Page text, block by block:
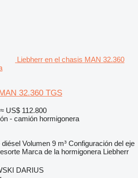
Liebherr en el chasis MAN 32.360
32.360 TGS
≈ US$ 112.800
- camión hormigonera
diésel Volumen 9 m³ Configuración del eje
Marca de la hormigonera Liebherr
DARIUS